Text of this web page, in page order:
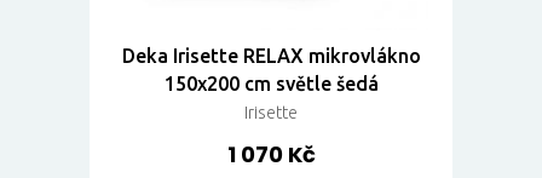
Deka Irisette RELAX mikrovlákno
150x200 cm světle šedá
Irisette
1 070 Kč